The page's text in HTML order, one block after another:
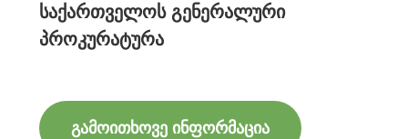
საქართველოს გენერალური
პროკურატურა
გამოითხოვე ინფორმაცია